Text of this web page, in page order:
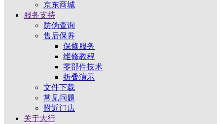
京东商城
服务支持
防伪查询
售后保养
保修服务
维修教程
零部件技术
折叠演示
文件下载
常见问题
附近门店
关于大行